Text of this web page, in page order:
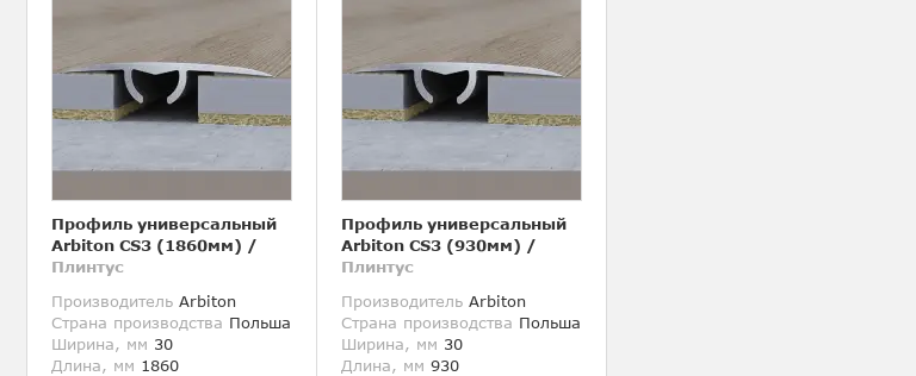
Профиль универсальный
Arbiton CS3 (1860мм) /
Плинтус
Производитель Arbiton
Страна производства Польша
Ширина, мм 30
Длина, мм 1860
Профиль универсальный
Arbiton CS3 (930мм) /
Плинтус
Производитель Arbiton
Страна производства Польша
Ширина, мм 30
Длина, мм 930